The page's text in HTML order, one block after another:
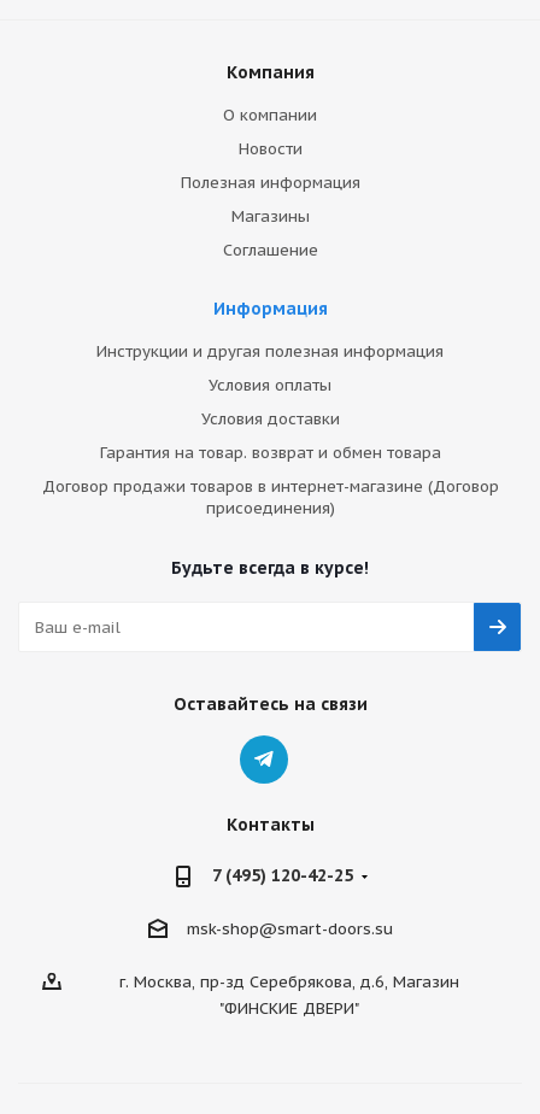
Компания
О компании
Новости
Полезная информация
Магазины
Соглашение
Информация
Инструкции и другая полезная информация
Условия оплаты
Условия доставки
Гарантия на товар. возврат и обмен товара
Договор продажи товаров в интернет-магазине (Договор
присоединения)
Будьте всегда в курсе!
Оставайтесь на связи
Контакты
7 (495) 120-42-25
msk-shop@smart-doors.su
г. Москва, пр-зд Серебрякова, д.6, Магазин
"ФИНСКИЕ ДВЕРИ"